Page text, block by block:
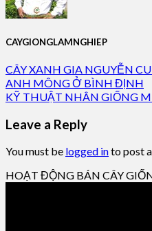
CAYGIONGLAMNGHIEP
CÂY XANH GIA NGUYỄN
ANH MÔNG Ở BÌNH ĐỊNH
KỸ THUẬT NHÂN GIỐNG
Leave a Reply
You must be logged into post
HOẠT ĐỘNG BÁN CÂY